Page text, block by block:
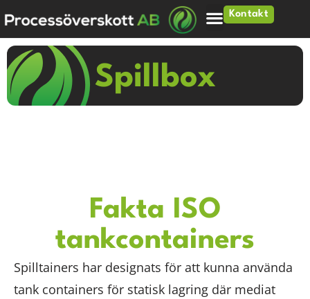
Kontakt
Spillbox
Fakta ISO
tankcontainers
Spilltainers har designats för att kunna använda
tank containers för statisk lagring där mediat